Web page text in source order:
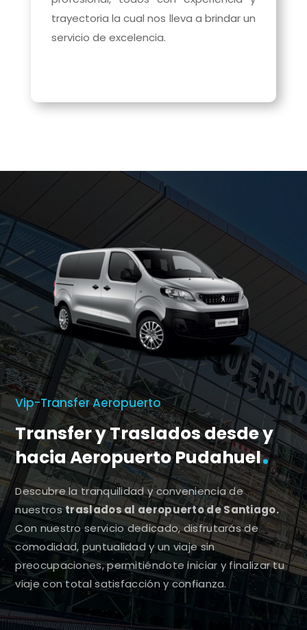
trayectoria la cual nos lleva a brindar un
servicio de excelencia.
Vip-Transfer Aeropuerto
Transfer y Traslados desde y
hacia Aeropuerto Pudahuel
Descubre la tranquilidad y conveniencia de
nuestrostraslados al aeropuerto de Santiago.
Con nuestro servicio dedicado, disfrutarás de
comodidad, puntualidad y un viaje sin
preocupaciones, permitiéndote iniciar y finalizar tu
viaje con total satisfacción y confianza.